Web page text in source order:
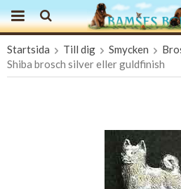
Produkten har blivit tillagd
Startsida Till dig Smycken
Shiba brosch silver eller guldfinish